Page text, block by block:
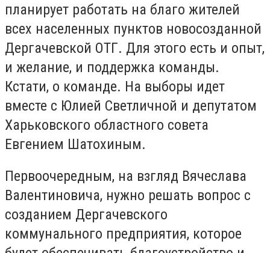
планирует работать на благо жителей
всех населенных пунктов новосозданной
Дергачевской ОТГ. Для этого есть и опыт,
и желание, и поддержка команды.
Кстати, о команде. На выборы идет
вместе с Юлией Светличной и депутатом
Харьковского областного совета
Евгением Шатохиным.
Первоочередным, на взгляд Вячеслава
Валентиновича, нужно решать вопрос с
созданием Дергачевского
коммунального предприятия, которое